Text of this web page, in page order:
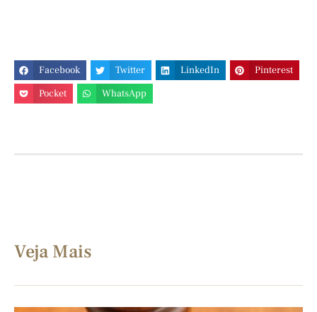
Facebook Twitter LinkedIn
Pinterest
Pocket
WhatsApp
Veja Mais